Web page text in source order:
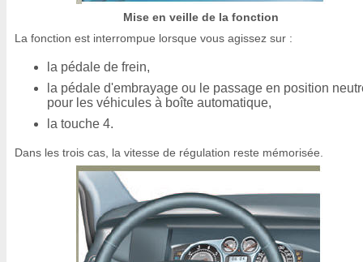
Mise en veille de la fonction
La fonction est interrompue lorsque vous agissez sur :
la pédale de frein,
la pédale d'embrayage ou le passage en position
pour les véhicules à boîte automatique,
la touche 4.
Dans les trois cas, la vitesse de régulation reste mémorisée.